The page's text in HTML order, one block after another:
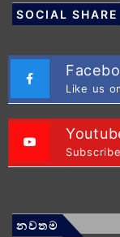
SOCIAL SHARE
Like us
නවතම